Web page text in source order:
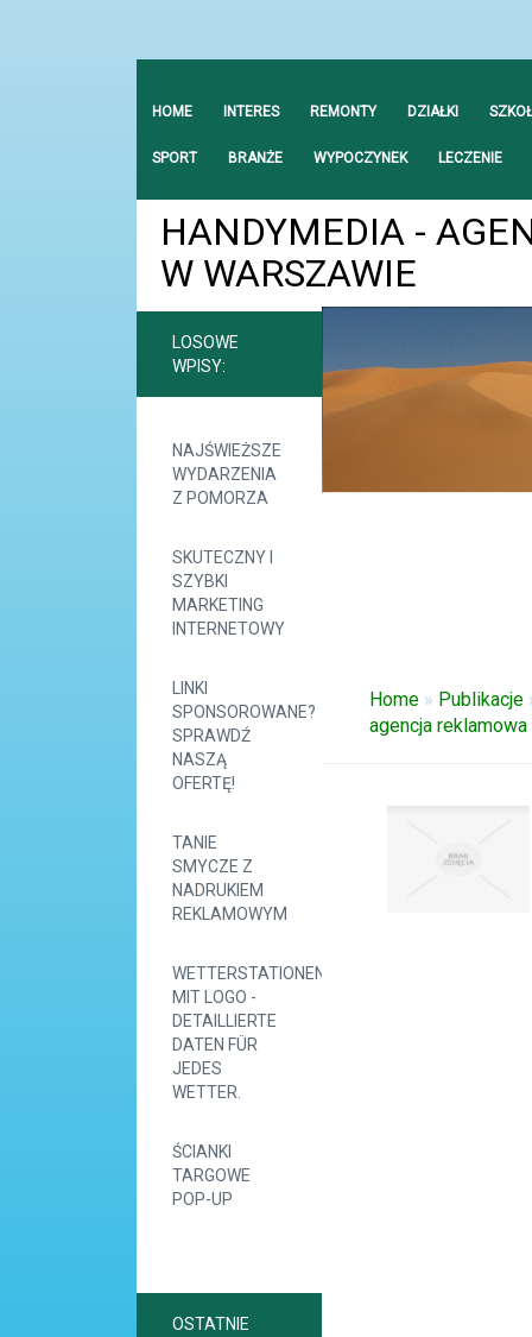
HOME INTERES REMONTY DZIAŁKI
SPORT BRANŻE WYPOCZYNEK LECZENIE
HANDYMEDIA -
W WARSZAWIE
LOSOWE
WPISY:
NAJŚWIEŻSZE
WYDARZENIA
Z POMORZA
SKUTECZNY I
SZYBKI
MARKETING
INTERNETOWY
LINKI
SPONSOROWANE?
SPRAWDŹ
NASZĄ
OFERTĘ!
TANIE
SMYCZE Z
NADRUKIEM
REKLAMOWYM
WETTERSTATIONEN
MIT LOGO -
DETAILLIERTE
DATEN FÜR
JEDES
WETTER.
ŚCIANKI
TARGOWE
POP-UP
OSTATNIE
Home » Publikacje
agencja